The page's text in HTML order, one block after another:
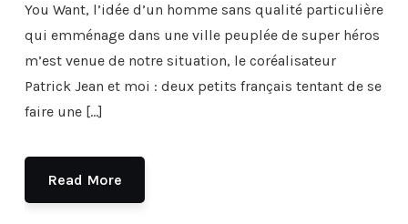
You Want, l’idée d’un homme sans qualité particulière
qui emménage dans une ville peuplée de super héros
m’est venue de notre situation, le coréalisateur
Patrick Jean et moi : deux petits français tentant de se
faire une […]
Read More